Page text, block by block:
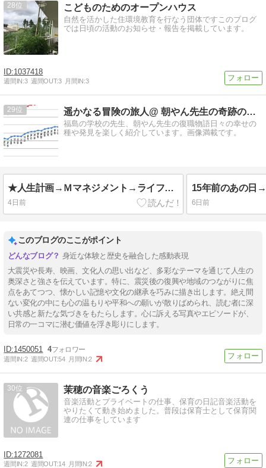
28 こどものためのオープンハウス
自然を活かした住環境教育を行なう団体ですこのブログ
では日頃の活動のお知らせ・報告を掲載しています。
1037418
週間IN:3 週間OUT:3 月間IN:3
29 遥かなる冒険の旅人@ 朝やん先生の奇跡の復職物語
福島の学校の先生、朝やん先生の復職物語日々の幸せの
種や発見を楽しく紹介しています。画像満載です。
★人生計画→Ｍマネジメント→ライフプランを立てる視点②→10万時間の法則とは？上手なお金の使い方
4日前 6日前
このブログのここがポイント
身近な体験と歴史を融合した感動表現
大震災や長寿、映画、文化人の思い出など、多彩なテーマを通じて人生の
奥深さと強さを伝えています。特に、震災後の復興や地域のつながりに焦
点をあてつつ、懐かしい記憶や文化の継承を巧みに描き出します。絶え間
ない変化の中にも心の温もりや平和への願いが散りばめられ、読む者に深
い共感と新たな気づきをもたらします。心に訴える写真やエピソードが、
日常の一コマに潜む価値を浮き彫りにします。
1450051 4
週間IN:2 週間OUT:54 月間IN:2
30 茉穂の音楽ごろくう
音楽活動とプライベートの仕事、保育の日記音楽活動を
やりたくて動き始めました。普段は保育士として保育関
連の仕事をしています
1272081
週間IN:2 週間OUT:14 月間IN:2